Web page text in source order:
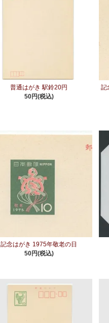
普通はがき 駅鈴20円
50円(税込)
記
記念はがき 1975年敬老の日
50円(税込)